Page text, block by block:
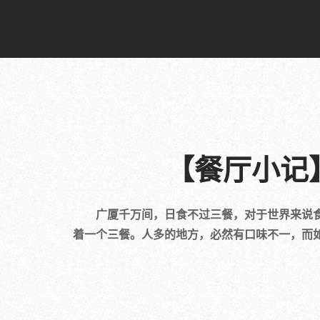
【餐厅小
广厦千万间，日食不过三餐，对于世界来说
着一个三餐。人多的地方，必然有口味不一，